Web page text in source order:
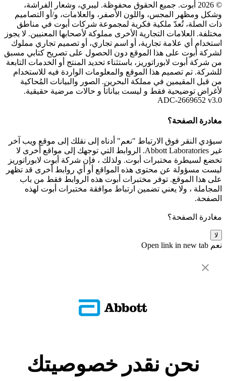
© 2026 أبوت. جميع الحقوق محفوظة. ليبري، وشعار الفراشة،
وشكل ومظهر المجس، واللون الأصفر، والعلامات، و/أو التصاميم
ذات الصلة، تُعدّ ملكية فكرية لمجموعة شركات أبوت في مناطق
مختلفة. العلامات التجارية الأخرى مملوكة لأصحابها المعنيين. لا يجوز
استخدام أي علامة تجارية، أو اسم تجاري، أو تصميم تجاري مملوك
لشركة أبوت على هذا الموقع دون الحصول على تصريح كتابي مسبق
من شركة أبوت لابوراتوريز، باستثناء تحديد المنتج أو الخدمات التابعة
للشركة. تم تصميم هذا الموقع والمعلومات الواردة فيه للاستخدام
من قبل المقيمين في مملكة البحرين. الصور والبيانات المُحاكية
لأغراض توضيحية فقط و ليست بياناتأ و حالات مرضية حقيقية.
ADC-2669652 v3.0
مغادرة الصفحة؟
سيؤدي النقر فوق الارتباط "نعم" أدناه إلى نقلك إلى موقع ويب آخر
غير Abbott Laboratories. الروابط التي توجهك إلى مواقع أخرى لا
تخضع لسيطرة مختبرات أبوت. ولذلك ، فإن شركة أبوت لابوراتوريز
ليست مسؤولة عن محتوى هذه المواقع أو أي روابط أخرى قد تظهر
على هذا الموقع. توفر مختبرات أبوت هذه الروابط فقط من باب
المجاملة ، ولا يعني تضمين ارتباط موافقة مختبرات أبوت لهذه
الصفحة.
مغادرة الصفحة؟
لا
نعم Open link in new tab
نحن نقدر خصوصيتك